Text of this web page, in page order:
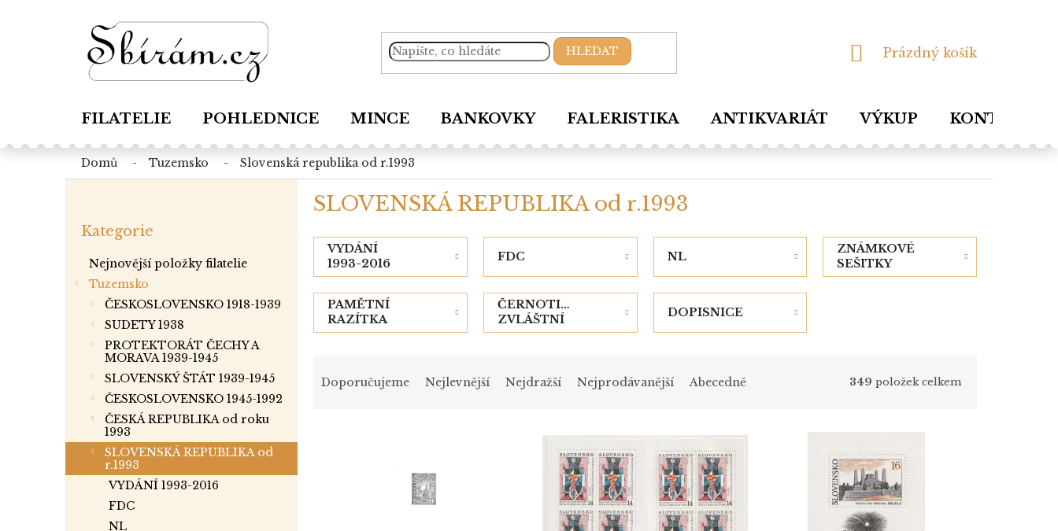
HLEDAT
NÁKUPNÍ
Prázdný košík
FILATELIE POHLEDNICE MINCE BANKOVKY FALERISTIKA ANTIKVARIÁT VÝKUP KONTAKTY
domů tuzemsko slovenská republika od r.1993
kategorie
Kategorie
Nejnovější položky filatelie
Tuzemsko
ČESKOSLOVENSKO 1918-1939
SUDETY 1938
PROTEKTORÁT ČECHY A
MORAVA 1939-1945
SLOVENSKÝ ŠTÁT 1939-1945
ČESKOSLOVENSKO 1945-1992
ČESKÁ REPUBLIKA od roku
1993
SLOVENSKÁ REPUBLIKA od
r.1993
VYDÁNÍ 1993-2016
FDC
NL
SLOVENSKÁ REPUBLIKA od r.1993
VYDÁNÍ
1993-2016
FDC NL
ZNÁMKOVÉ
SEŠITKY
PAMĚTNÍ
RAZÍTKA
ČERNOTISKY,
ZVLÁŠTNÍ
TISKY
DOPISNICE
Doporučujeme Nejlevnější Nejdražší Nejprodávanější Abecedně 349 položek celkem